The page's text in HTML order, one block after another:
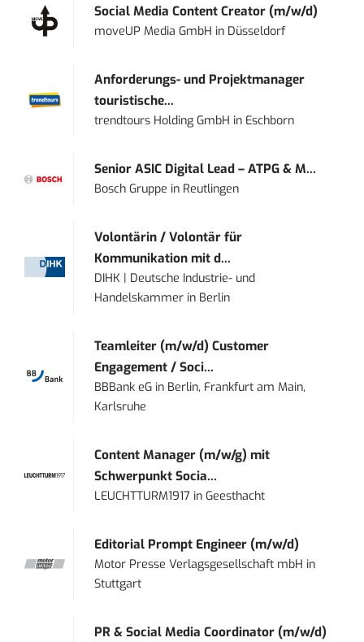
Social Media Content Creator (m/w/d)
moveUP Media GmbH in Düsseldorf
Anforderungs- und Projektmanager
touristische...
trendtours Holding GmbH in Eschborn
Senior ASIC Digital Lead – ATPG & M...
Bosch Gruppe in Reutlingen
Volontärin / Volontär für
Kommunikation mit d...
DIHK | Deutsche Industrie- und
Handelskammer in Berlin
Teamleiter (m/w/d) Customer
Engagement / Soci...
BBBank eG in Berlin, Frankfurt am Main,
Karlsruhe
Content Manager (m/w/g) mit
Schwerpunkt Socia...
LEUCHTTURM1917 inGeesthacht
Editorial Prompt Engineer (m/w/d)
Motor Presse Verlagsgesellschaft mbH in
Stuttgart
PR & Social Media Coordinator (m/w/d)